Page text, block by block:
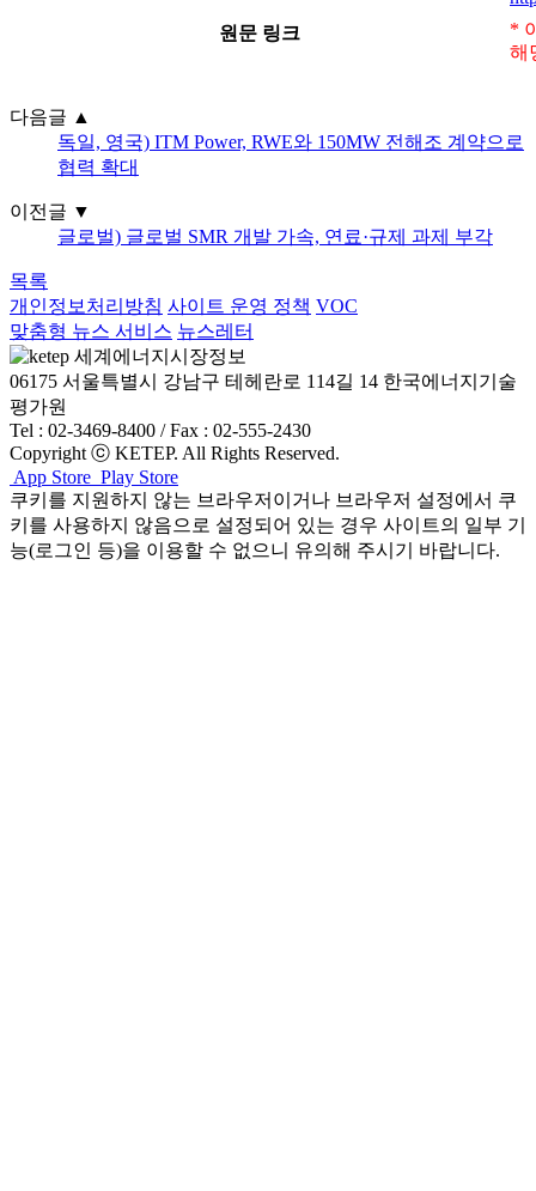
원문 링크
*
해
다음글 ▲
독일, 영국) ITM Power, RWE와 150MW 전해조 계약으로
협력 확대
이전글 ▼
글로벌) 글로벌 SMR 개발 가속, 연료·규제 과제 부각
목록
개인정보처리방침 사이트 운영 정책 VOC
맞춤형 뉴스 서비스 뉴스레터
06175 서울특별시 강남구 테헤란로 114길 14 한국에너지기술
평가원
Tel : 02-3469-8400 / Fax : 02-555-2430
Copyright ⓒ KETEP. All Rights Reserved.
App Store Play Store
쿠키를 지원하지 않는 브라우저이거나 브라우저 설정에서 쿠
키를 사용하지 않음으로 설정되어 있는 경우 사이트의 일부 기
능(로그인 등)을 이용할 수 없으니 유의해 주시기 바랍니다.